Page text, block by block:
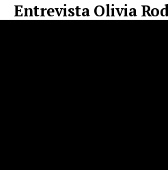
Entrevista Olivia